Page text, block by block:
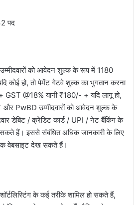
पद
को आवेदन शुल्क के रूप में 1180
कोई हो, तो पेमेंट गेटवे शुल्क का भुगतान करना
​​@18% यानी ₹180/- + यदि लागू हो,
PwBD उम्मीदवारों को आवेदन शुल्क के
डेबिट / क्रेडिट कार्ड / UPI / नेट बैंकिंग के
हैं। इससे संबंधित अधिक जानकारी के लिए
वेबसाइट देख सकते हैं।
के कई तरीके शामिल हो सकते हैं,